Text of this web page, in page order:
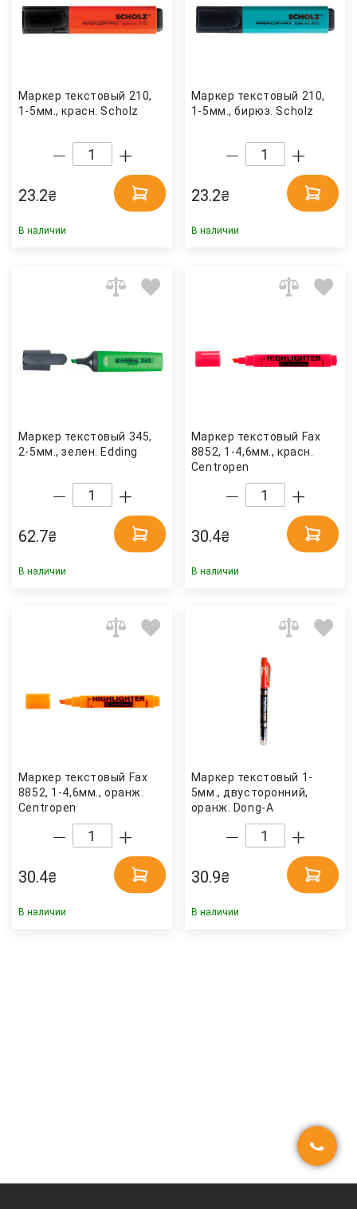
Маркер текстовый 210,
1-5мм., красн. Scholz
23.2₴
В наличии
Маркер текстовый 210,
1-5мм., бирюз. Scholz
23.2₴
В наличии
Маркер текстовый 345,
2-5мм., зелен. Edding
62.7₴
В наличии
Маркер текстовый Fax
8852, 1-4,6мм., красн.
Centropen
30.4₴
В наличии
Маркер текстовый Fax
8852, 1-4,6мм., оранж.
Centropen
30.4₴
В наличии
Маркер текстовый 1-
5мм., двусторонний,
оранж. Dong-A
30.9₴
В наличии